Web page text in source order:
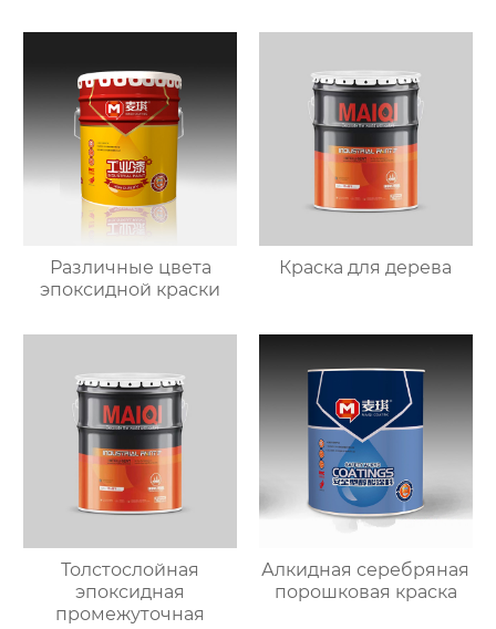
Различные цвета
эпоксидной краски
Краска для дерева
Толстослойная
эпоксидная
промежуточная
Алкидная серебряная
порошковая краска